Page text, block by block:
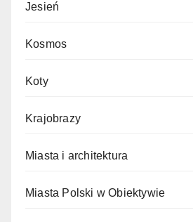
Jesień
Kosmos
Koty
Krajobrazy
Miasta i architektura
Miasta Polski w Obiektywie